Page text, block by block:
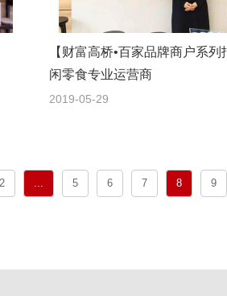
【财富高桥•百家品牌商户系
闲零食专业运营商
2019-05-29
2 ... 5 6 7 8 9